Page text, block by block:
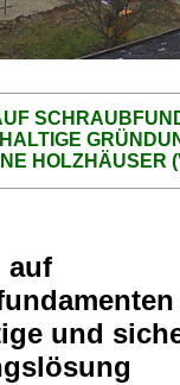
HOLZHÄUSER
auf
und